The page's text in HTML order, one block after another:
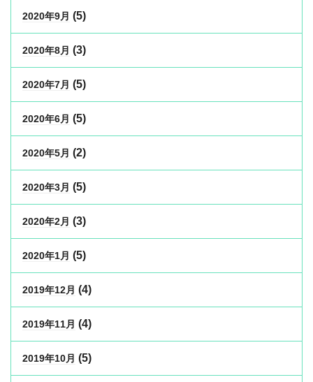
2020年9月 (5)
2020年8月 (3)
2020年7月 (5)
2020年6月 (5)
2020年5月 (2)
2020年3月 (5)
2020年2月 (3)
2020年1月 (5)
2019年12月 (4)
2019年11月 (4)
2019年10月 (5)